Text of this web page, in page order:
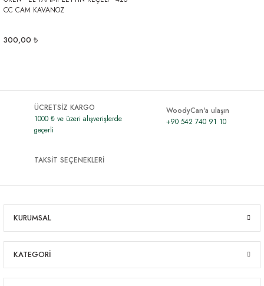
CC CAM KAVANOZ
300,00 ₺
ÜCRETSİZ KARGO
1000 ₺ ve üzeri alışverişlerde
geçerli
WoodyCan'a ulaşın
+90 542 740 91 10
TAKSİT SEÇENEKLERİ
KURUMSAL
KATEGORİ